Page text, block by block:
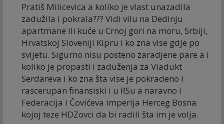
Pratiš Milicevica a koliko je vlast unazadila
zadužila i pokrala??? Vidi vilu na Dedinju
apartmane ili kuće u Crnoj gori na moru, Srbiji,
Hrvatskoj Sloveniji Kipru i ko zna vise gdje po
svijetu. Sigurno nisu posteno zaradjene pare a i
koliko je propasti i zaduženja za Viadukt
Serdareva i ko zna šta vise je pokradeno i
rascerupan finansiski i u RSu a naravno i
Federacija i Čovićeva imperija Herceg Bosna
kojoj teze HDZovci da bi radili šta im je volja.